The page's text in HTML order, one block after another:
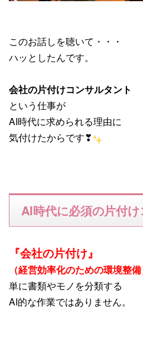
このお話しを聴いて・・・
ハッとしたんです。
会社の片付けコンサルタント
という仕事が
AI時代に求められる理由に
気付けたからです❣
AI時代に必須の片付
『会社の片付け』
（経営効率化のための環境整備
単に書類やモノを分類する
AI的な作業ではありません。